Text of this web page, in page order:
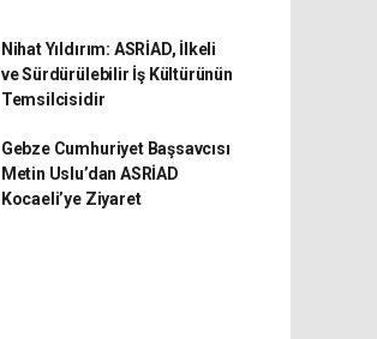
Nihat Yıldırım: ASRİAD, İlkeli
ve Sürdürülebilir İş Kültürünün
Temsilcisidir
Gebze Cumhuriyet Başsavcısı
Metin Uslu’dan ASRİAD
Kocaeli’ye Ziyaret